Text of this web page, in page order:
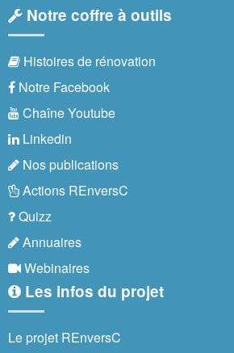
Notre coffre à outils
Histoires de rénovation
Notre Facebook
Chaîne Youtube
Linkedin
Nos publications
Actions REnversC
Quizz
Annuaires
Webinaires
Les infos du projet
Le projet REnversC